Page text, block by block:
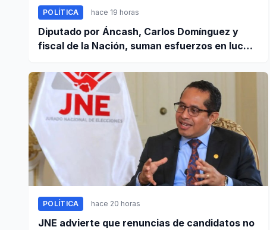
POLÍTICA hace 19 horas
Diputado por Áncash, Carlos Domínguez y
fiscal de la Nación, suman esfuerzos en lucha
POLÍTICA hace 20 horas
JNE advierte que renuncias de candidatos no